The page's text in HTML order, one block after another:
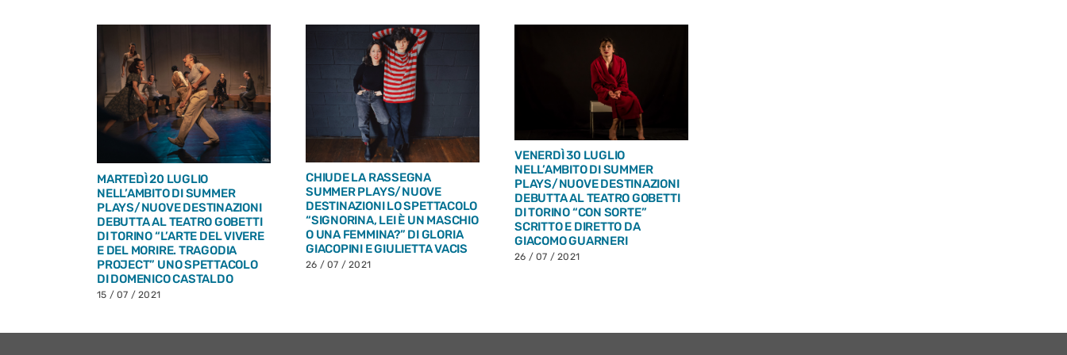
MARTEDÌ 20 LUGLIO
NELL’AMBITO DI SUMMER
PLAYS/NUOVE DESTINAZIONI
DEBUTTA AL TEATRO GOBETTI
DI TORINO “L’ARTE DEL VIVERE
E DEL MORIRE. TRAGODIA
PROJECT” UNO SPETTACOLO
DI DOMENICO CASTALDO
15 / 07 / 2021
CHIUDE LA RASSEGNA
SUMMER PLAYS/NUOVE
DESTINAZIONI LO SPETTACOLO
“SIGNORINA, LEI È UN MASCHIO
O UNA FEMMINA?” DI GLORIA
GIACOPINI E GIULIETTA VACIS
26 / 07 / 2021
VENERDÌ 30 LUGLIO
NELL’AMBITO DI SUMMER
PLAYS/NUOVE DESTINAZIONI
DEBUTTA AL TEATRO GOBETTI
DI TORINO “CON SORTE”
SCRITTO E DIRETTO DA
GIACOMO GUARNERI
26 / 07 / 2021